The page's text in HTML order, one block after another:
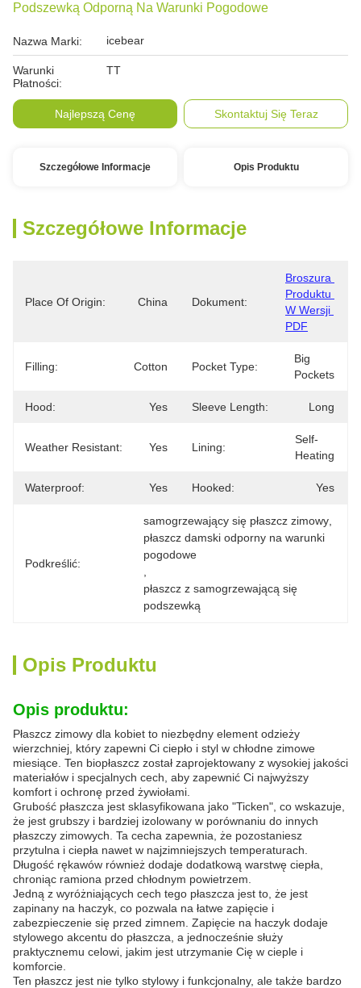
Podszewką Odporną Na Warunki Pogodowe
Nazwa Marki: icebear
Warunki
Płatności:
TT
Najlepszą Cenę Skontaktuj Się Teraz
Szczegółowe Informacje Opis Produktu
Szczegółowe Informacje
Place Of Origin: China Dokument:
Broszura
Produktu
W Wersji
PDF
Filling: Cotton Pocket Type:
Big
Pockets
Hood: Yes Sleeve Length: Long
Weather Resistant: Yes Lining:
Self-
Heating
Waterproof: Yes Hooked: Yes
Podkreślić:
samogrzewający się płaszcz zimowy
płaszcz damski odporny na warunki
pogodowe
płaszcz z samogrzewającą się
podszewką
Opis Produktu
Opis produktu:
Płaszcz zimowy dla kobiet to niezbędny element odzieży
wierzchniej, który zapewni Ci ciepło i styl w chłodne zimowe
miesiące. Ten biopłaszcz został zaprojektowany z wysokiej jakości
materiałów i specjalnych cech, aby zapewnić Ci najwyższy
komfort i ochronę przed żywiołami.
Grubość płaszcza jest sklasyfikowana jako "Ticken", co wskazuje,
że jest grubszy i bardziej izolowany w porównaniu do innych
płaszczy zimowych. Ta cecha zapewnia, że pozostaniesz
przytulna i ciepła nawet w najzimniejszych temperaturach.
Długość rękawów również dodaje dodatkową warstwę ciepła,
chroniąc ramiona przed chłodnym powietrzem.
Jedną z wyróżniających cech tego płaszcza jest to, że jest
zapinany na haczyk, co pozwala na łatwe zapięcie i
zabezpieczenie się przed zimnem. Zapięcie na haczyk dodaje
stylowego akcentu do płaszcza, a jednocześnie służy
praktycznemu celowi, jakim jest utrzymanie Cię w cieple i
komforcie.
Ten płaszcz jest nie tylko stylowy i funkcjonalny, ale także bardzo